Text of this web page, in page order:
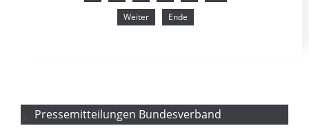
Weiter Ende
Pressemitteilungen Bundesverband